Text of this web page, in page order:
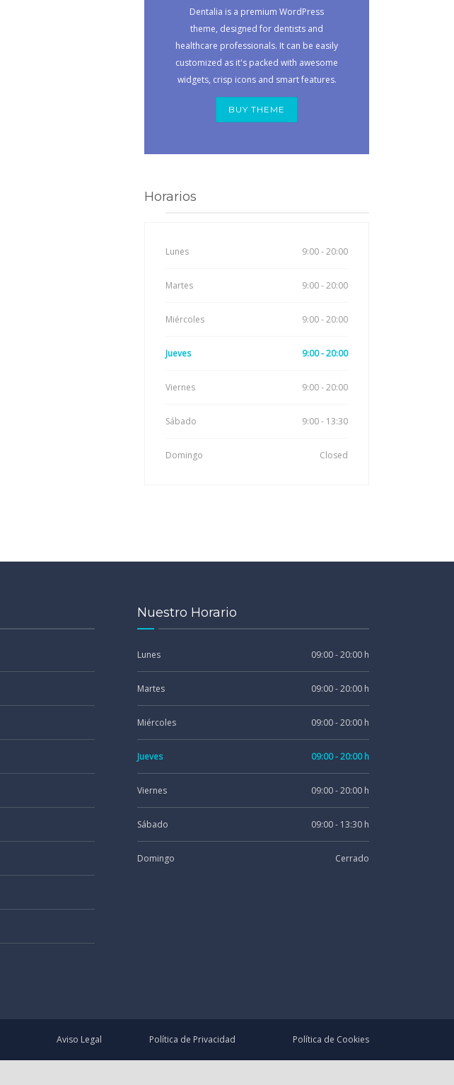
Dentalia is a premium WordPress
theme, designed for dentists and
healthcare professionals. It can be easily
customized as it's packed with awesome
widgets, crisp icons and smart features.
BUY THEME
Horarios
Lunes 9:00 - 20:00
Martes 9:00 - 20:00
Miércoles 9:00 - 20:00
Jueves 9:00 - 20:00
Viernes 9:00 - 20:00
Sábado 9:00 - 13:30
Domingo Closed
Nuestro Horario
Lunes 09:00 - 20:00 h
Martes 09:00 - 20:00 h
Miércoles 09:00 - 20:00 h
Jueves 09:00 - 20:00 h
Viernes 09:00 - 20:00 h
Sábado 09:00 - 13:30 h
Domingo Cerrado
Aviso Legal Política de Privacidad Política de Cookies